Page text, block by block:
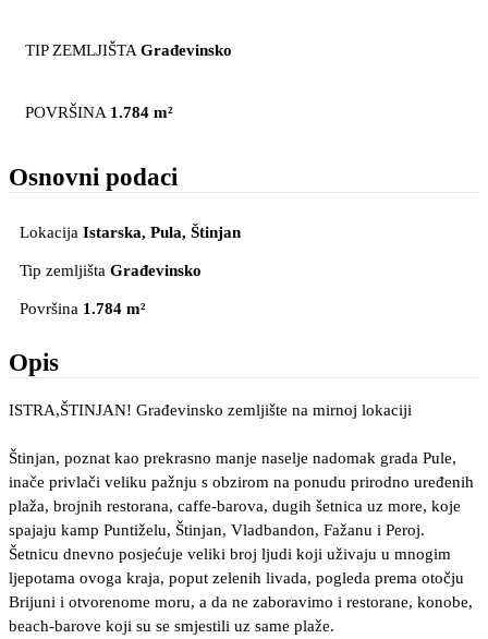
TIP ZEMLJIŠTA Građevinsko
POVRŠINA 1.784 m²
Osnovni podaci
Lokacija Istarska, Pula, Štinjan
Tip zemljišta Građevinsko
Površina 1.784 m²
Opis
ISTRA,ŠTINJAN! Građevinsko zemljište na mirnoj lokaciji
Štinjan, poznat kao prekrasno manje naselje nadomak grada Pule,
inače privlači veliku pažnju s obzirom na ponudu prirodno uređenih
plaža, brojnih restorana, caffe-barova, dugih šetnica uz more, koje
spajaju kamp Puntiželu, Štinjan, Vladbandon, Fažanu i Peroj.
Šetnicu dnevno posjećuje veliki broj ljudi koji uživaju u mnogim
ljepotama ovoga kraja, poput zelenih livada, pogleda prema otočju
Brijuni i otvorenome moru, a da ne zaboravimo i restorane, konobe,
beach-barove koji su se smjestili uz same plaže.